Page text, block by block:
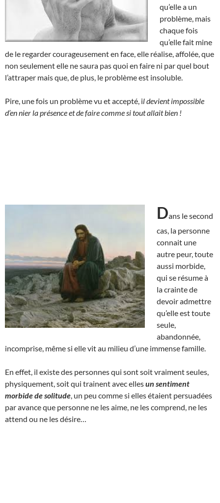
qu’elle a un
problème, mais
chaque fois
qu’elle fait mine
de le regarder courageusement en face, elle réalise, affolée, que
non seulement elle ne saura pas quoi en faire ni par quel bout
l’attraper mais que, de plus, le problème est insoluble.
Pire, une fois un problème vu et accepté, il devient impossible
d’en nier la présence et de faire comme si tout allait bien !
Dans le second
cas, la personne
connait une
autre peur, toute
aussi morbide,
qui se résume à
la crainte de
devoir admettre
qu’elle est toute
seule,
abandonnée,
incomprise, même si elle vit au milieu d’une immense famille.
En effet, il existe des personnes qui sont soit vraiment seules,
physiquement, soit qui trainent avec ellesun sentiment
morbide de solitude , un peu comme si elles étaient persuadées
par avance que personne ne les aime, ne les comprend, ne les
attend ou ne les désire…